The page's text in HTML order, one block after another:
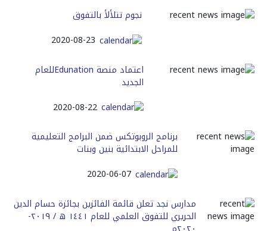
نجوم‭ ‬تتلألأ‭ ‬بالتفوق
2020-08-23
اعتماد منصة Edunationللعام
الجديد
2020-08-22
برنامج الروبوتكس ضمن البرامج التعليمية
للمراحل الابتدائية بنين وبنات
2020-06-07
مدارس نجد تعلن قائمة الفائزين بجائزة حسام الدين
الحريري للتفوق العلمي للعام ١٤٤١ ه / ٢٠١٩-